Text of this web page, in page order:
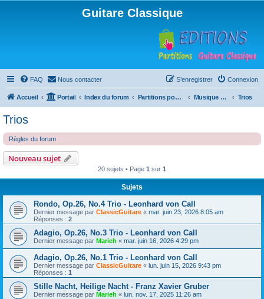
Guitare Classique
FAQ Nous contacter Connexion
S’enregistrer
Accueil Portail Index du forum Partitions pour guitare en libre téléchargement Musique d'ensemble Trios
Trios
Règles du forum
Nouveau sujet
20 sujets • Page 1 sur 1
Sujets
Rondo, Op.26, No.4 Trio - Leonhard von Call
Dernier message par ClassicGuitare « mar. juin 23, 2026 8:05 am
Réponses : 2
Adagio, Op.26, No.3 Trio - Leonhard von Call
Dernier message par Marieh « mar. juin 16, 2026 4:29 pm
Adagio, Op.26, No.1 Trio - Leonhard von Call
Dernier message par ClassicGuitare « lun. juin 15, 2026 9:43 pm
Réponses : 1
Stille Nacht, Heilige Nacht - Franz Xavier Gruber
Dernier message par Marieh « lun. nov. 17, 2025 11:26 am